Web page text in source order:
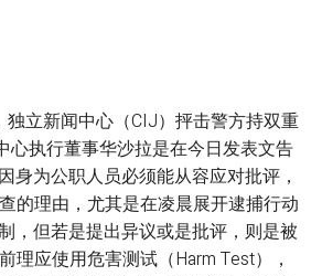
立新闻中心（CIJ）抨击警方持双重
执行董事华沙拉是在今日发表文告
为公职人员必须能从容应对批评，
的理由，尤其是在凌晨展开逮捕行动
，但若是提出异议或是批评，则是被
应使用危害测试（Harm Test），